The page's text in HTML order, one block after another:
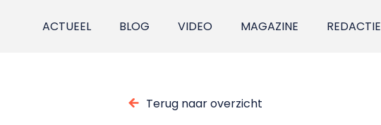
ACTUEEL BLOG VIDEO MAGAZINE REDACTIE
Terug naar overzicht